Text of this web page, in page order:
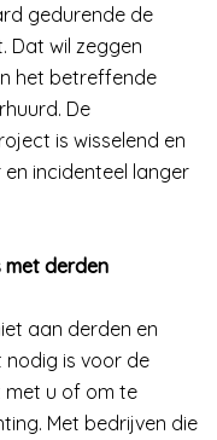
gedurende de
Dat wil zeggen
het betreffende
De
is wisselend en
incidenteel langer
met derden
aan derden en
nodig is voor de
met u of om te
Met bedrijven die